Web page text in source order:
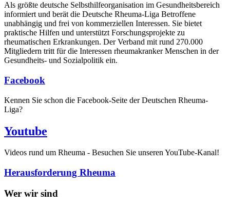
Als größte deutsche Selbsthilfe­organisation im Gesundheitsbereich
informiert und berät die Deutsche Rheuma-Liga Betroffene
unabhängig und frei von kommerziellen Interessen. Sie bietet
praktische Hilfen und unterstützt Forschungsprojekte zu
rheumatischen Erkrankungen. Der Verband mit rund 270.000
Mitgliedern tritt für die Interessen rheumakranker Menschen in der
Gesundheits- und Sozialpolitik ein.
Facebook
Kennen Sie schon die Facebook-Seite der Deutschen Rheuma-
Liga?
Youtube
Videos rund um Rheuma - Besuchen Sie unseren YouTube-Kanal!
Herausforderung Rheuma
Wer wir sind